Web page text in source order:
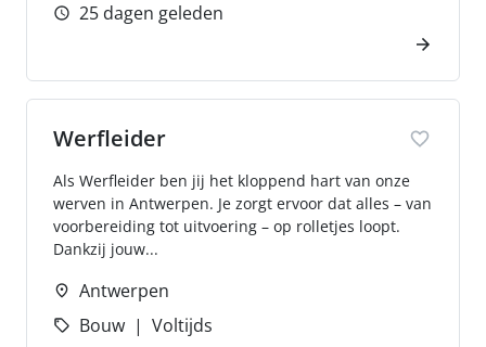
25 dagen geleden
Werfleider
Als Werfleider ben jij het kloppend hart van onze
werven in Antwerpen. Je zorgt ervoor dat alles – van
voorbereiding tot uitvoering – op rolletjes loopt.
Dankzij jouw...
Antwerpen
Bouw
Voltijds